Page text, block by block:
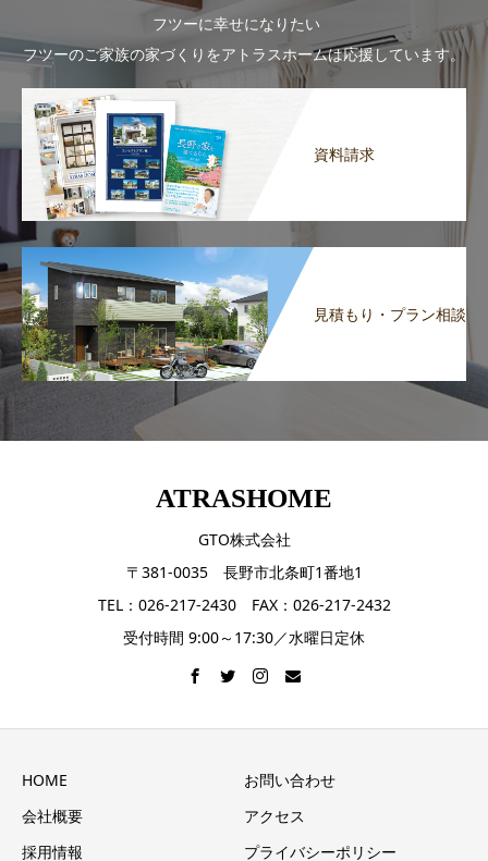
フツーに幸せになりたい
フツーのご家族の家づくりをアトラスホームは応援しています。
資料請求
見積もり・プラン相談
ATRASHOME
GTO株式会社
〒381-0035 長野市北条町1番地1
TEL：026-217-2430 FAX：026-217-2432
受付時間 9:00～17:30／水曜日定休
HOME
お問い合わせ
会社概要
アクセス
採用情報
プライバシーポリシー